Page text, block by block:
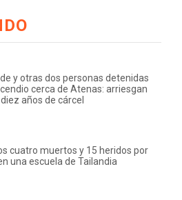
y otras dos personas detenidas
cerca de Atenas: arriesgan
años de cárcel
cuatro muertos y 15 heridos por
una escuela de Tailandia